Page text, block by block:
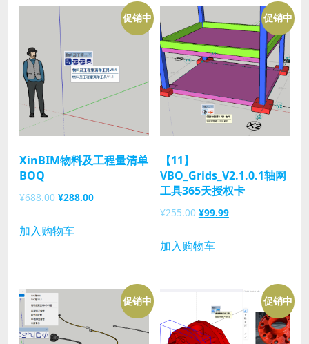
促销中
XinBIM物料及工程量清单
BOQ
¥688.00 原
为：
¥288.00当
加入购物车
促销中
【11】
VBO_Grids_V2.1.0.1轴网
工具365天授权卡
¥255.00 原
为：
¥99.99当
¥99.99。
加入购物车
促销中 促销中